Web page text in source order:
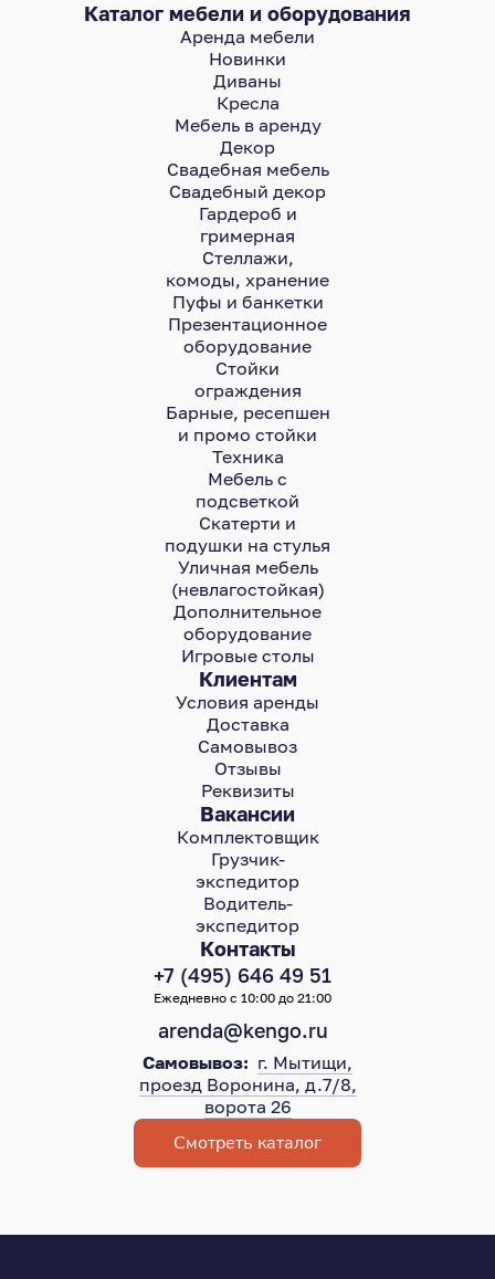
Контакты
+7 (495) 646 49 51
Ежедневно с 10:00 до 21:00
arenda@kengo.ru
Самовывоз: г. Мытищи,
проезд Воронина, д.7/8,
ворота 26
Смотреть каталог
Клиентам
Условия аренды
Доставка
Самовывоз
Отзывы
Реквизиты
Вакансии
Комплектовщик
Грузчик-
экспедитор
Водитель-
экспедитор
Каталог мебели и оборудования
Аренда мебели
Новинки
Диваны
Кресла
Мебель в аренду
Декор
Свадебная мебель
Свадебный декор
Гардероб и
гримерная
Стеллажи,
комоды, хранение
Пуфы и банкетки
Презентационное
оборудование
Стойки
ограждения
Барные, ресепшен
и промо стойки
Техника
Мебель с
подсветкой
Скатерти и
подушки на стулья
Уличная мебель
(невлагостойкая)
Дополнительное
оборудование
Игровые столы